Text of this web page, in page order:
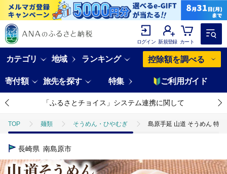
ログイン 新規登録 カート
カテゴリ 地域 ランキング 控除額を調べる
寄付額 旅先を探す 特集 ご利用ガイド
「ふるさとチョイス」システム連携に関して
TOP 麺類 そうめん・ひやむぎ 島原手延 山道 そうめん 特
長崎県 南島原市